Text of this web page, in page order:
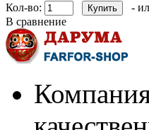
Кол-во: -
В сравнение